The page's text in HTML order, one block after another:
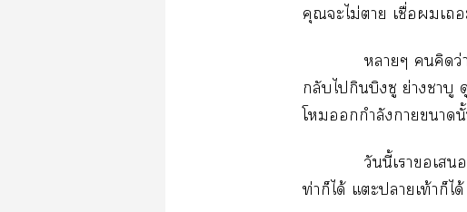
คุณะไม่า เชื่อเ
าๆ คิดว่
กลับไกินบิงซู ย่างชา
โกำลังาา
วันนี้เาเ
ท่าก็ได้ แะาเท้าก็ไ